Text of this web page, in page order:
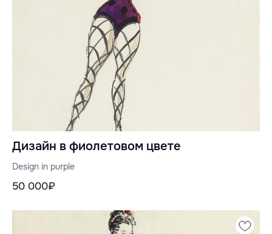
Дизайн в фиолетовом цвете
Design in purple
50 000₽